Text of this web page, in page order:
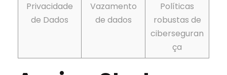
Privacidade
de Dados
Vazamento
de dados
Políticas
robustas de
ciberseguran
ça